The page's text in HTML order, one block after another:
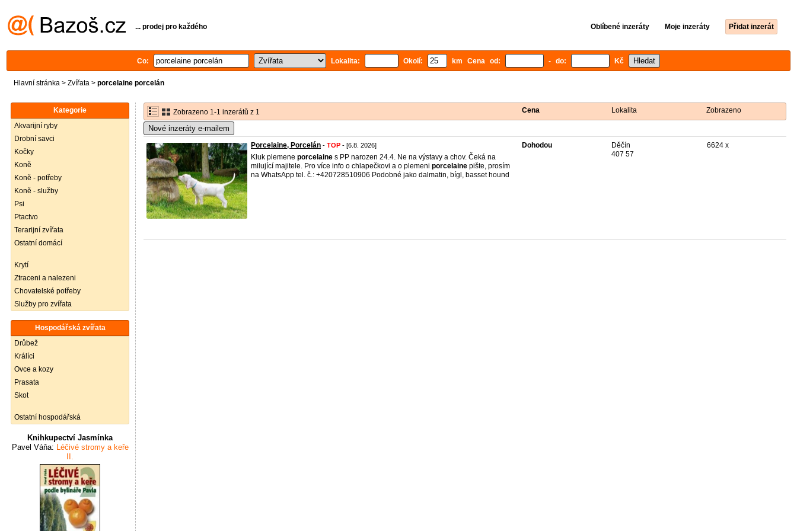
... prodej pro každého Oblíbené inzeráty Moje inzeráty Přidat inzerát
Co: Lokalita: Okolí: km Cena od: - do: Kč
Hlavní stránka > Zvířata > porcelaine porcelán
Kategorie
Akvarijní ryby
Drobní savci
Kočky
Koně
Koně - potřeby
Koně - služby
Psi
Ptactvo
Terarijní zvířata
Ostatní domácí
Krytí
Ztraceni a nalezeni
Chovatelské potřeby
Služby pro zvířata
Hospodářská zvířata
Drůbež
Králíci
Ovce a kozy
Prasata
Skot
Ostatní hospodářská
Knihkupectví Jasmínka
Pavel Váňa: Léčivé stromy a keře
II.
Zobrazeno 1-1 inzerátů z 1 Cena Lokalita Zobrazeno
Nové inzeráty e-mailem
Porcelaine, Porcelán - TOP - [6.8. 2026]
Kluk plemene porcelaine s PP narozen 24.4. Ne na výstavy a chov. Čeká na
milující majitele. Pro více info o chlapečkovi a o plemeni porcelaine pište, prosím
na WhatsApp tel. č.: +420728510906 Podobné jako dalmatin, bígl, basset hound
Dohodou
Děčín
407 57
6624 x